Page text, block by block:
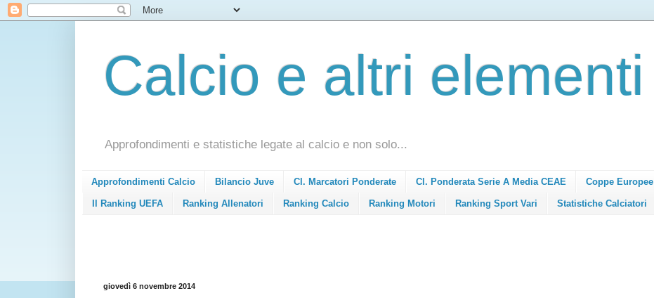
Calcio e altri elementi
Approfondimenti e statistiche legate al calcio e non solo...
Approfondimenti Calcio Bilancio Juve Cl. Marcatori Ponderate Cl. Ponderata Serie A Media CEAE Coppe Europee
Il Ranking UEFA Ranking Allenatori Ranking Calcio Ranking Motori Ranking Sport Vari Statistiche Calciatori
giovedì 6 novembre 2014